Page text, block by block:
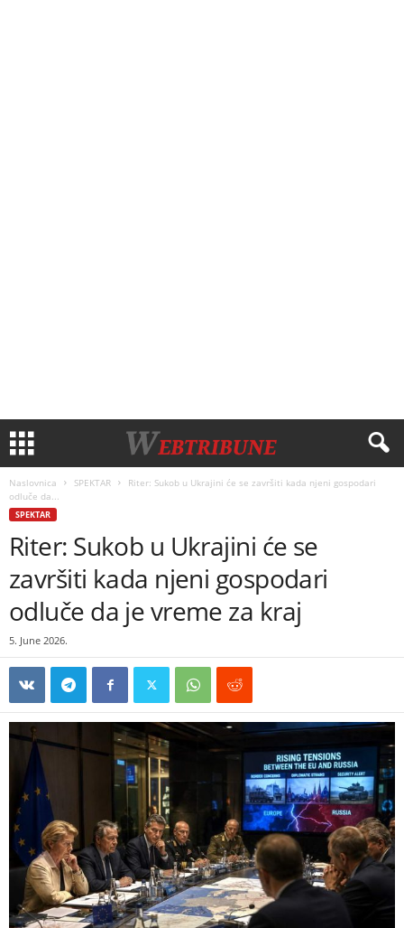
Naslovnica SPEKTAR
Riter: Sukob u Ukrajini će se završiti kada njeni gospodari
odluče da...
SPEKTAR
Riter: Sukob u Ukrajini će se
završiti kada njeni gospodari
odluče da je vreme za kraj
5. June 2026.